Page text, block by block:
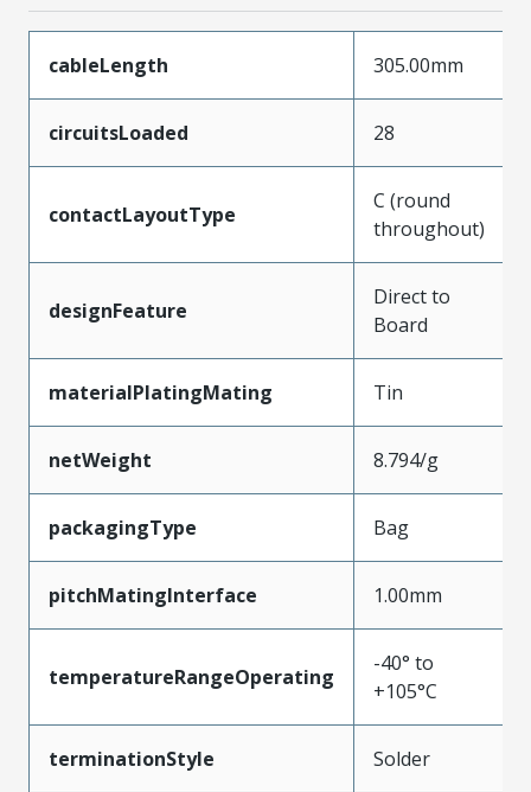
cableLength 305.00mm
circuitsLoaded 28
contactLayoutType
C (round
throughout)
designFeature
Direct to
Board
materialPlatingMating Tin
netWeight 8.794/g
packagingType Bag
pitchMatingInterface 1.00mm
temperatureRangeOperating
-40° to
+105°C
terminationStyle Solder